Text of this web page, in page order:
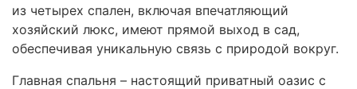
из четырех спален, включая впечатляющий
хозяйский люкс, имеют прямой выход в сад,
обеспечивая уникальную связь с природой вокруг.
Главная спальня – настоящий приватный оазис с